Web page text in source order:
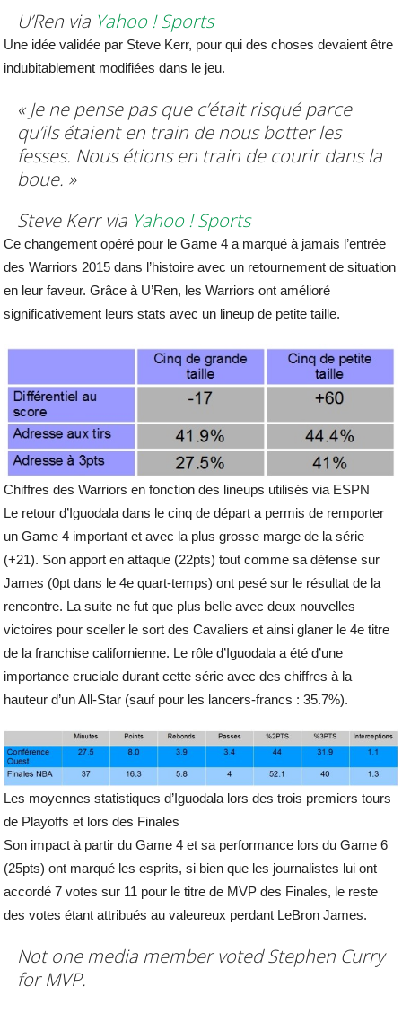
U’Ren via Yahoo ! Sports
Une idée validée par Steve Kerr, pour qui des choses devaient être
indubitablement modifiées dans le jeu.
« Je ne pense pas que c’était risqué parce
qu’ils étaient en train de nous botter les
fesses. Nous étions en train de courir dans la
boue. »
Steve Kerr via Yahoo ! Sports
Ce changement opéré pour le Game 4 a marqué à jamais l’entrée
des Warriors 2015 dans l’histoire avec un retournement de situation
en leur faveur. Grâce à U’Ren, les Warriors ont amélioré
significativement leurs stats avec un lineup de petite taille.
Chiffres des Warriors en fonction des lineups utilisés via ESPN
Le retour d’Iguodala dans le cinq de départ a permis de remporter
un Game 4 important et avec la plus grosse marge de la série
(+21). Son apport en attaque (22pts) tout comme sa défense sur
James (0pt dans le 4e quart-temps) ont pesé sur le résultat de la
rencontre. La suite ne fut que plus belle avec deux nouvelles
victoires pour sceller le sort des Cavaliers et ainsi glaner le 4e titre
de la franchise californienne. Le rôle d’Iguodala a été d’une
importance cruciale durant cette série avec des chiffres à la
hauteur d’un All-Star (sauf pour les lancers-francs : 35.7%).
Les moyennes statistiques d’Iguodala lors des trois premiers tours
de Playoffs et lors des Finales
Son impact à partir du Game 4 et sa performance lors du Game 6
(25pts) ont marqué les esprits, si bien que les journalistes lui ont
accordé 7 votes sur 11 pour le titre de MVP des Finales, le reste
des votes étant attribués au valeureux perdant LeBron James.
Not one media member voted Stephen Curry
for MVP.